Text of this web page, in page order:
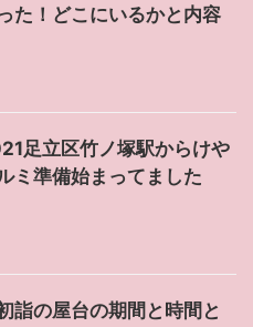
た！どこにいるかと内容
足立区竹ノ塚駅からけや
ミ準備始まってました
詣の屋台の期間と時間と